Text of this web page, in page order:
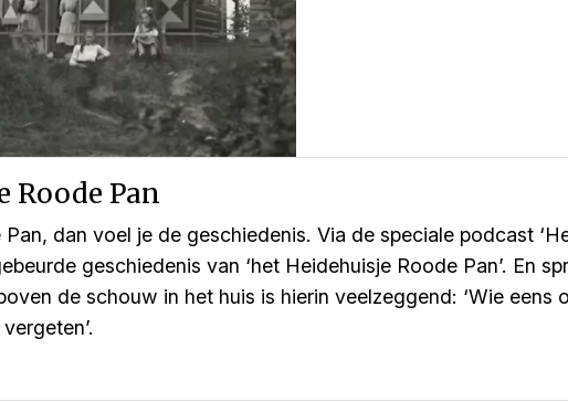
Roode Pan
dan voel je de geschiedenis. Via de speciale podcast
geschiedenis van ‘het Heidehuisje Roode Pan’. En
de schouw in het huis is hierin veelzeggend: ‘Wie eens